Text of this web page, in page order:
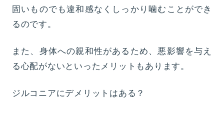
固いものでも違和感なくしっかり噛むことができ
るのです。
また、身体への親和性があるため、悪影響を与え
る心配がないといったメリットもあります。
ジルコニアにデメリットはある？